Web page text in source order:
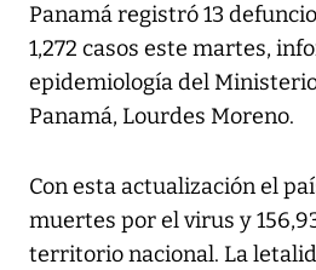
Panamá registró 13
1,272 casos este martes,
epidemiología del
Panamá, Lourdes Moreno.
Con esta actualización el
muertes por el virus y
territorio nacional. La